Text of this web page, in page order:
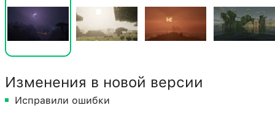
Изменения в новой версии
Исправили ошибки